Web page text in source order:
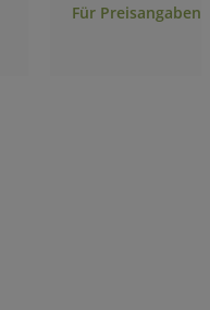
Für